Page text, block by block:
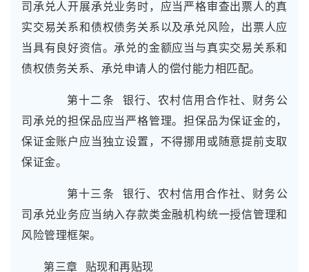
司承兑人开展承兑业务时，应当严格审查出票人的真
实交易关系和债权债务关系以及承兑风险，出票人应
当具有良好资信。承兑的金额应当与真实交易关系和
债权债务关系、承兑申请人的偿付能力相匹配。
第十二条 银行、农村信用合作社、财务公
司承兑的担保品应当严格管理。担保品为保证金的，
保证金账户应当独立设置，不得挪用或随意提前支取
保证金。
第十三条 银行、农村信用合作社、财务公
司承兑业务应当纳入存款类金融机构统一授信管理和
风险管理框架。
第三章 贴现和再贴现